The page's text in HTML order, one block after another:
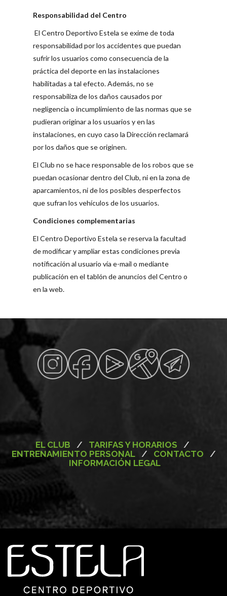
Responsabilidad del Centro
El Centro Deportivo Estela se exime de toda
responsabilidad por los accidentes que puedan
sufrir los usuarios como consecuencia de la
práctica del deporte en las instalaciones
habilitadas a tal efecto. Además, no se
responsabiliza de los daños causados por
negligencia o incumplimiento de las normas que se
pudieran originar a los usuarios y en las
instalaciones, en cuyo caso la Dirección reclamará
por los daños que se originen.
El Club no se hace responsable de los robos que se
puedan ocasionar dentro del Club, ni en la zona de
aparcamientos, ni de los posibles desperfectos
que sufran los vehículos de los usuarios.
Condiciones complementarias
El Centro Deportivo Estela se reserva la facultad
de modificar y ampliar estas condiciones previa
notificación al usuario vía e-mail o mediante
publicación en el tablón de anuncios del Centro o
en la web.
EL CLUB / TARIFAS Y HORARIOS
/
ENTRENAMIENTO PERSONAL/ CONTACTO
/
INFORMACIÓN LEGAL